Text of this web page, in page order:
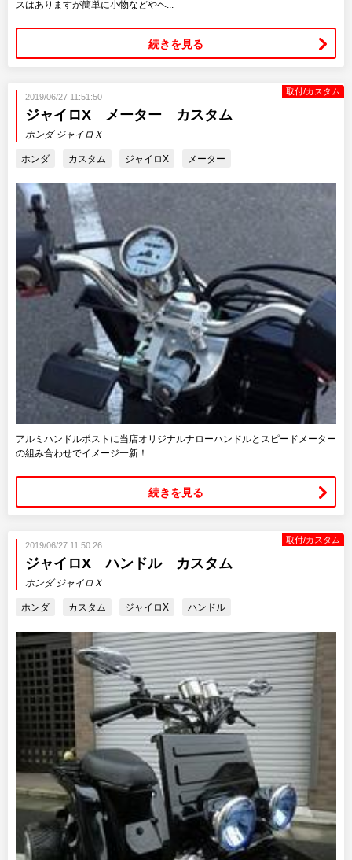
スはありますが簡単に小物などやヘ...
続きを見る
取付/カスタム
2019/06/27 11:51:50
ジャイロX メーター カスタム
ホンダ ジャイロＸ
ホンダ カスタム ジャイロX メーター
アルミハンドルポストに当店オリジナルナローハンドルとスピードメーター
の組み合わせでイメージ一新！...
続きを見る
取付/カスタム
2019/06/27 11:50:26
ジャイロX ハンドル カスタム
ホンダ ジャイロＸ
ホンダ カスタム ジャイロX ハンドル